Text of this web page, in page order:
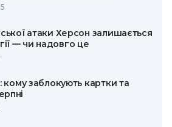
атаки Херсон залишається
— чи надовго це
кому заблокують картки та